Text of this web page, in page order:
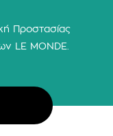
Προστασίας
LΕ MONDE.